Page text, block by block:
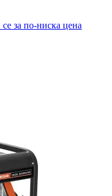
за по-ниска цена